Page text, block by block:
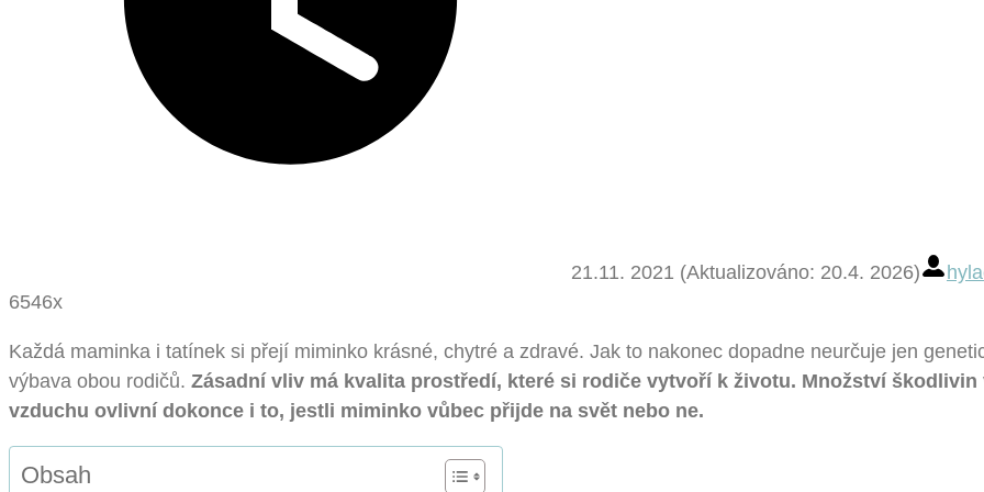
21.11. 2021 (Aktualizováno: 20.4. 2026)
6546x
Každá maminka i tatínek si přejí miminko krásné, chytré a zdravé. Jak to nakonec dopadne neurčuje jen
výbava obou rodičů. Zásadní vliv má kvalita prostředí, které si rodiče vytvoří k životu. Množství škodlivin
vzduchu ovlivní dokonce i to, jestli miminko vůbec přijde na svět nebo ne.
Obsah